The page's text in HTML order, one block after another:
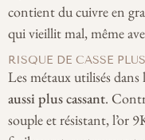
contient du cuivre en
qui vieillit mal, même
RISQUE DE CASSE
Les métaux utilisés
aussi plus cassant.
souple et résistant, l’or